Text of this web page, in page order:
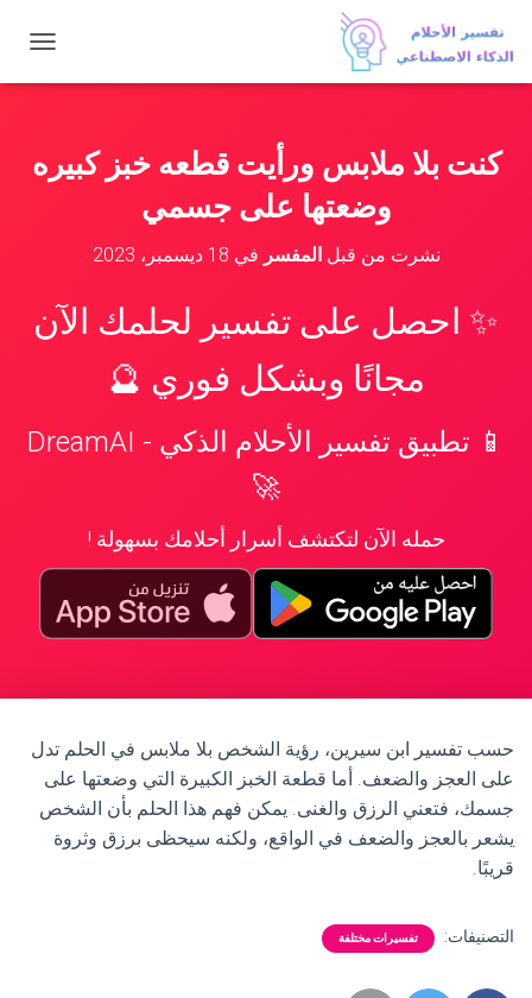
ب
ا
كنت بلا ملابس ورأيت قطعه خبز كبيره
وضعتها على جسمي
نشرت من قبلالمفسر في 18 ديسمبر، 2023
✨ احصل على تفسير لحلمك الآن
مجانًا وبشكل فوري 🔮
📱 تطبيق تفسير الأحلام الذكي - DreamAI
🚀
حمله الآن لتكتشف أسرار أحلامك بسهولة !
حسب تفسير ابن سيرين، رؤية الشخص بلا ملابس في الحلم تدل
على العجز والضعف. أما قطعة الخبز الكبيرة التي وضعتها على
جسمك، فتعني الرزق والغنى. يمكن فهم هذا الحلم بأن الشخص
يشعر بالعجز والضعف في الواقع، ولكنه سيحظى برزق وثروة
قريبًا.
التصنيفات: تفسيرات مختلفة